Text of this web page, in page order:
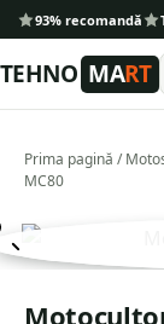
93% recomandă
TEHNO MART
Prima pagină /
MC80